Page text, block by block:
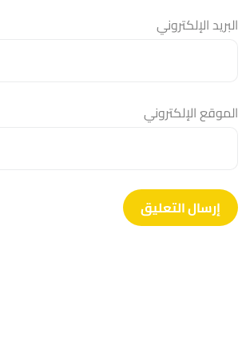
البريد الإلكتروني
الموقع الإلكتروني